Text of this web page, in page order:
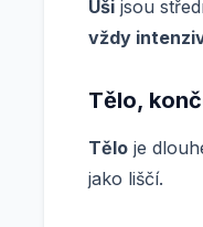
Uši jsou
vždy
Tělo,
Tělo je
jako liščí.